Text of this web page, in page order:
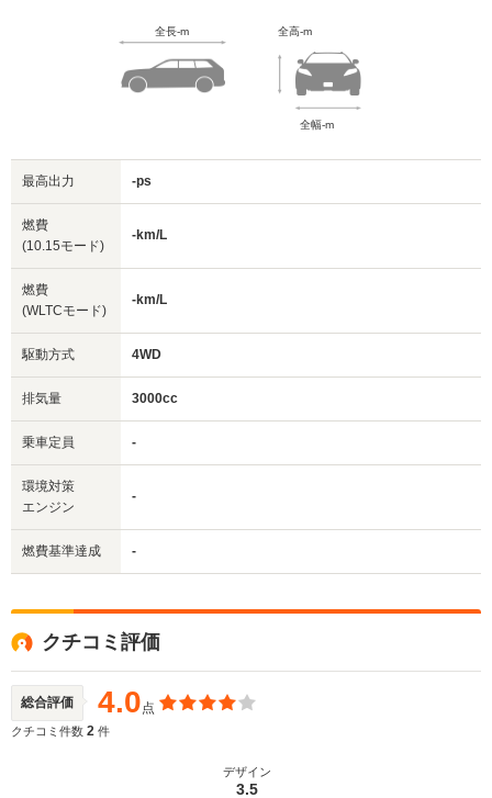
全長-m 全高-m
全幅-m
最高出力 -ps
燃費
(10.15モード)
-km/L
燃費
(WLTCモード)
-km/L
駆動方式 4WD
排気量 3000cc
乗車定員 -
環境対策
エンジン
-
燃費基準達成 -
クチコミ評価
総合評価 4.0点
クチコミ件数 2 件
デザイン
3.5